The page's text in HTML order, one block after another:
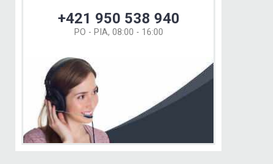
+421 950 538 940
PO - PIA, 08:00 - 16:00